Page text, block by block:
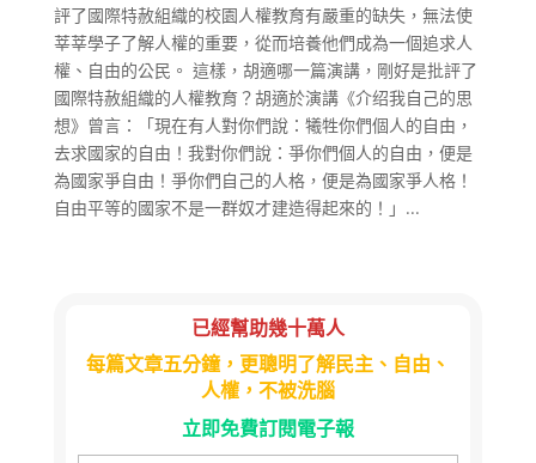
評了國際特赦組織的校園人權教育有嚴重的缺失，無法使
莘莘學子了解人權的重要，從而培養他們成為一個追求人
權、自由的公民。 這樣，胡適哪一篇演講，剛好是批評了
國際特赦組織的人權教育？胡適於演講《介绍我自己的思
想》曾言：「現在有人對你們說：犧牲你們個人的自由，
去求國家的自由！我對你們說：爭你們個人的自由，便是
為國家爭自由！爭你們自己的人格，便是為國家爭人格！
自由平等的國家不是一群奴才建造得起來的！」...
已經幫助幾十萬人
每篇文章五分鐘，更聰明了解民主、自由、
人權，不被洗腦
立即免費訂閱電子報